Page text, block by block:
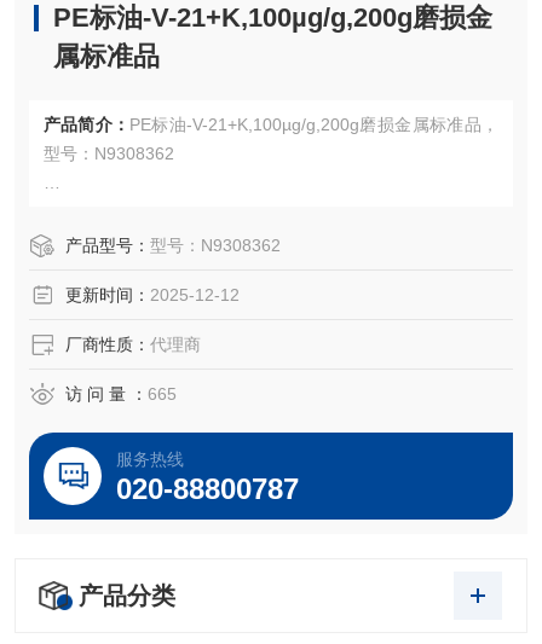
PE标油-V-21+K,100µg/g,200g磨损金
属标准品
产品简介： PE标油-V-21+K,100µg/g,200g磨损金属标准品，
型号：N9308362
珀金埃尔默金属有机标准品为您的应用需求提供全面的解决
我们的产品包括：
准品
•用于废油中分析燃料、烟灰、水、酸值、碱值或粘度的参考
•由聚硫油制成的硫标准品
•高纯度基质烃油和溶液
•具有即时反馈的能力验证标准
产品型号： 型号：N9308362
更新时间： 2025-12-12
厂商性质： 代理商
访 问 量 ： 665
服务热线
020-88800787
产品分类